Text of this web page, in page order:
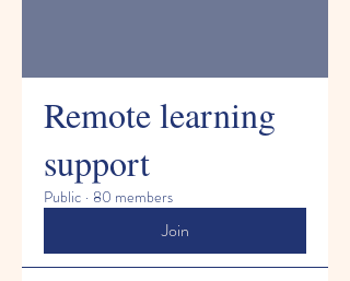
Remote learning
support
Public · 80 members
Join